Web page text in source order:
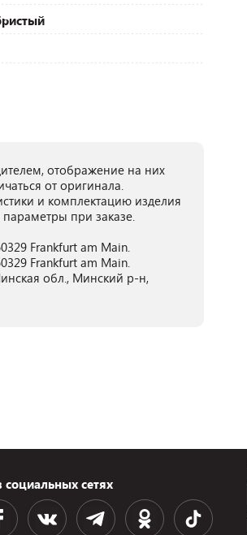
отображение на них
от оригинала.
и комплектацию изделия
при заказе.
Frankfurt am Main.
Frankfurt am Main.
обл., Минский р-н,
сетях